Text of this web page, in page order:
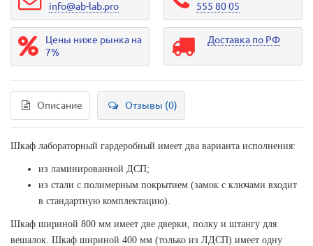
info@ab-lab.pro
555 80 05
Цены ниже рынка на
7%
Доставка по РФ
Описание Отзывы (0)
Шкаф лабораторный гардеробный имеет два варианта исполнения:
из ламинированной ДСП;
из стали с полимерным покрытием (замок с ключами входит
в стандартную комплектацию).
Шкаф шириной 800 мм имеет две дверки, полку и штангу для
вешалок. Шкаф шириной 400 мм (только из ЛДСП) имеет одну